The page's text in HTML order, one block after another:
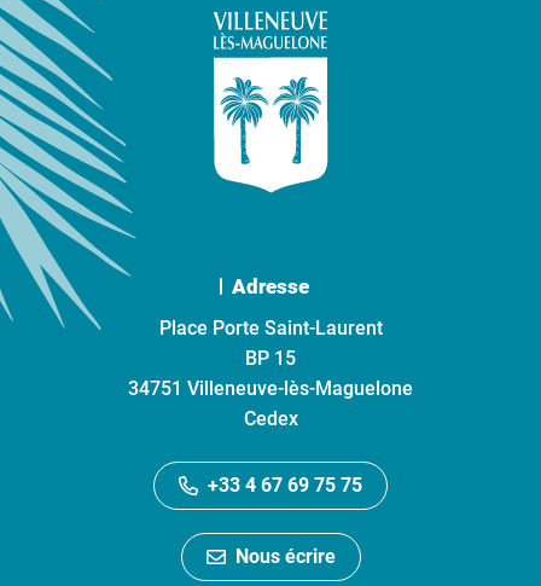
Adresse
Place Porte Saint-Laurent
BP 15
34751 Villeneuve-lès-Maguelone
Cedex
+33 4 67 69 75 75
Nous écrire